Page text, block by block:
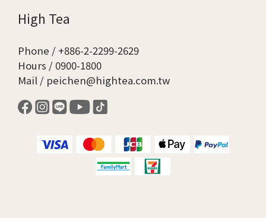
High Tea
Phone / +886-2-2299-2629
Hours / 0900-1800
Mail / peichen@hightea.com.tw